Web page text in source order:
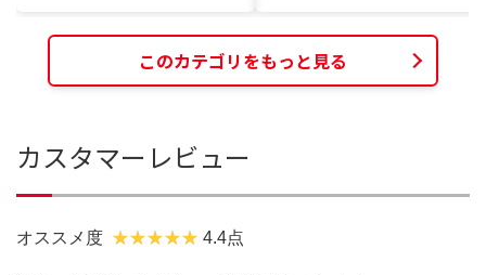
このカテゴリをもっと見る
カスタマーレビュー
オススメ度 4.4点